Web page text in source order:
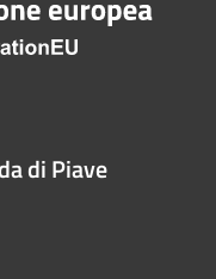
di Piave